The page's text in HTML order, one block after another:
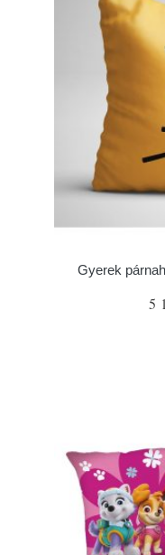
Gyerek
5